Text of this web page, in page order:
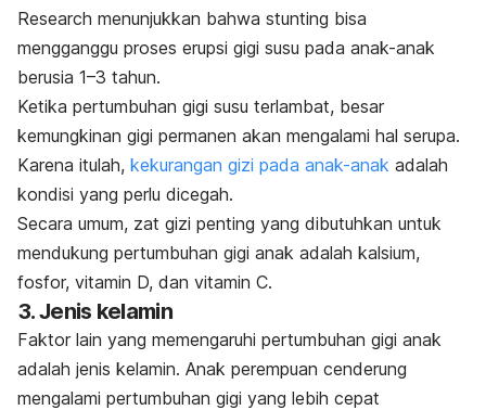
Research menunjukkan bahwa stunting bisa
mengganggu proses erupsi gigi susu pada anak-anak
berusia 1–3 tahun.
Ketika pertumbuhan gigi susu terlambat, besar
kemungkinan gigi permanen akan mengalami hal serupa.
Karena itulah, kekurangan gizi pada anak-anak adalah
kondisi yang perlu dicegah.
Secara umum, zat gizi penting yang dibutuhkan untuk
mendukung pertumbuhan gigi anak adalah kalsium,
fosfor, vitamin D, dan vitamin C.
3. Jenis kelamin
Faktor lain yang memengaruhi pertumbuhan gigi anak
adalah jenis kelamin. Anak perempuan cenderung
mengalami pertumbuhan gigi yang lebih cepat